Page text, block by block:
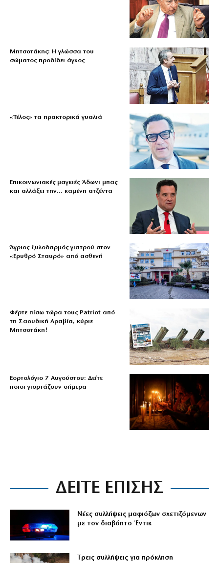
Μητσοτάκης: Η γλώσσα του
σώματος προδίδει άγχος
«Τέλος» τα πρακτορικά γυαλιά
Επικοινωνιακές μαγκιές Άδωνι μπας
και αλλάξει την… καμένη ατζέντα
Άγριος ξυλοδαρμός γιατρού στον
«Ερυθρό Σταυρό» από ασθενή
Φέρτε πίσω τώρα τους Patriot από
τη Σαουδική Αραβία, κύριε
Μητσοτάκη!
Εορτολόγιο 7 Αυγούστου: Δείτε
ποιοι γιορτάζουν σήμερα
ΔΕΙΤΕ ΕΠΙΣΗΣ
Νέες συλλήψεις μαφιόζων σχετιζόμενων
με τον διαβόητο Έντικ
Tρεις συλλήψεις για πρόκληση